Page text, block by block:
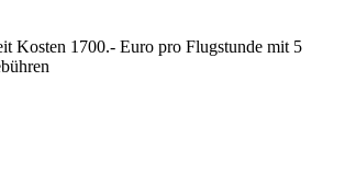
Kosten 1700.- Euro pro Flugstunde mit 5